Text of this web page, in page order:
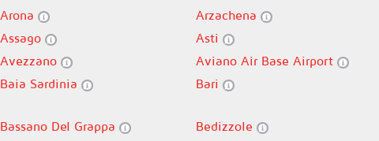
Arona Arzachena
Assago Asti
Avezzano Aviano Air Base Airport
Baia Sardinia Bari
Bassano Del Grappa Bedizzole